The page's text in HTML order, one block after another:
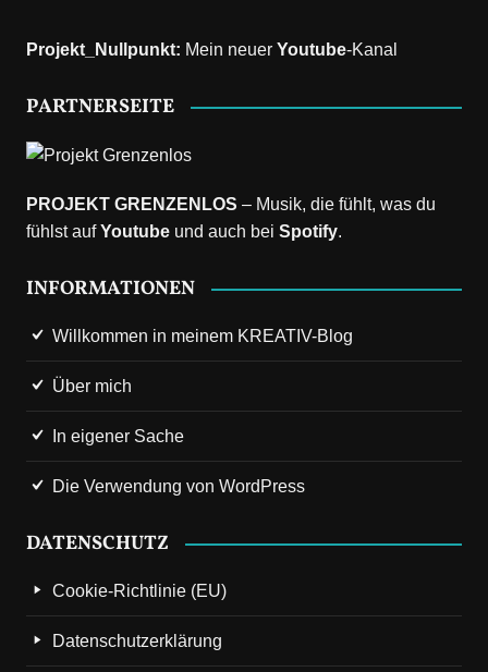
Projekt_Nullpunkt: Mein neuer Youtube-Kanal
PARTNERSEITE
PROJEKT GRENZENLOS – Musik, die fühlt, was du
fühlst aufYoutube und auch bei Spotify.
INFORMATIONEN
Willkommen in meinem KREATIV-Blog
Über mich
In eigener Sache
Die Verwendung von WordPress
DATENSCHUTZ
Cookie-Richtlinie (EU)
Datenschutzerklärung